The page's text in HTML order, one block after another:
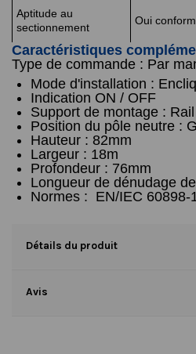
Aptitude au
sectionnement
Oui
Caractéristiques
Type de commande : Par
Mode d'installation :
Indication ON / OFF
Support de montage :
Position du pôle neutre :
Hauteur : 82mm
Largeur : 18m
Profondeur : 76mm
Longueur de dénudage
Normes : EN/IEC 60898-
Détails du produit
Avis